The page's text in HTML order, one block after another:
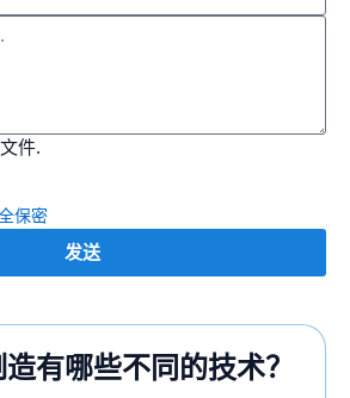
件.
保密
发送
有哪些不同的技术？